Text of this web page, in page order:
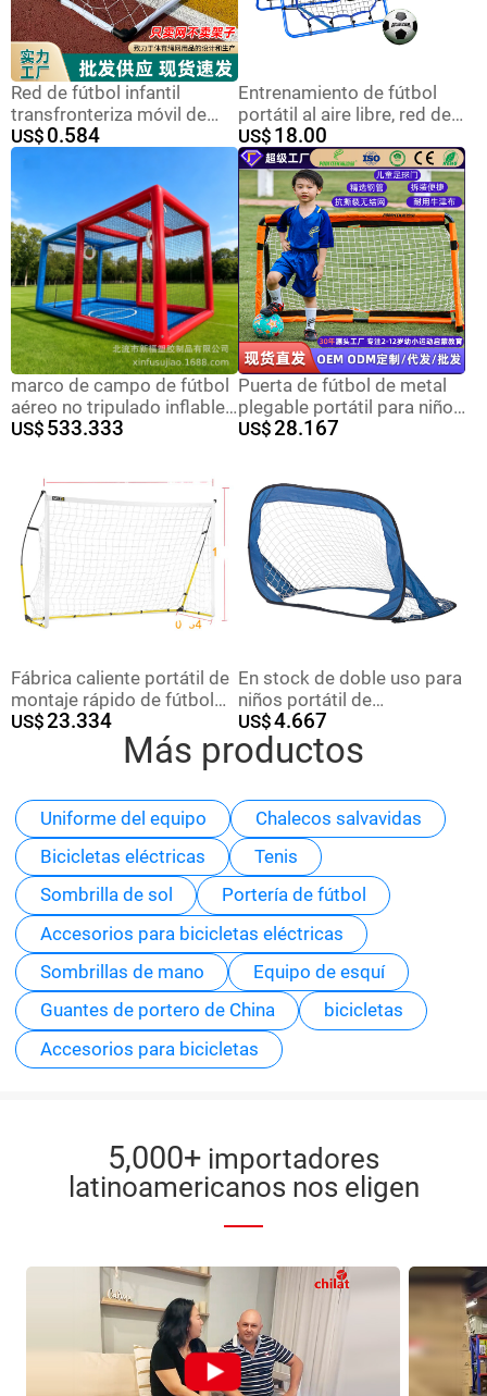
Red de fútbol infantil
transfronteriza móvil de
sala de entrenamiento
interior y exterior red de
balcón de fútbol deportivo
portátil simple red de
fútbol infantil
US$ 0.584
Entrenamiento de fútbol
portátil al aire libre, red de
rebote, práctica de softbol,
red de rebote de rugby,
engrosamiento,
multifunción ajustable
US$ 18.00
marco de campo de fútbol
aéreo no tripulado inflable
marco de competencia de
nacionales caja de
competencia al aire libre
US$ 533.333
Puerta de fútbol de metal
plegable portátil para niños
para exteriores Diseño
US$28.167
Fábrica caliente portátil de
montaje rápido de fútbol
neto niños entrenamiento
de fútbol Puerta de pórtico
de fútbol neto
US$23.334
En stock de doble uso para
niños portátil de
almacenamiento plegable
Puerta de fútbol de malla
grande abierta rápida
entre padres e hijos
US$4.667
Más productos
Uniforme del equipo
Chalecos salvavidas
Bicicletas eléctricas
Tenis
Sombrilla de sol
Portería de fútbol
Accesorios para bicicletas eléctricas
Sombrillas de mano
Equipo de esquí
Guantes de portero de China
bicicletas
Accesorios para bicicletas
5,000+ importadores
latinoamericanos nos eligen